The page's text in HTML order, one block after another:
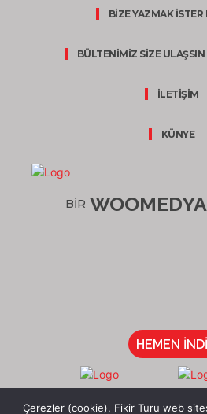
BİZE YAZMAK İSTER
BÜLTENİMİZ SİZE
İLETİŞİM
KÜNYE
BİR WOOMEDYA
HEMEN
Çerezler (cookie), Fikir Turu web